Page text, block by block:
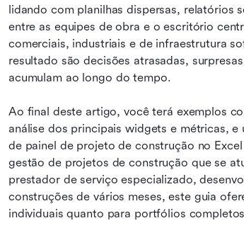
lidando com planilhas dispersas, relatórios
entre as equipes de obra e o escritório
comerciais, industriais e de infraestrutura
resultado são decisões atrasadas,
acumulam ao longo do tempo.
Ao final deste artigo, você terá exemplos
análise dos principais widgets e métricas,
de painel de projeto de construção no
gestão de projetos de construção que se
prestador de serviço especializado,
construções de vários meses, este guia
individuais quanto para portfólios